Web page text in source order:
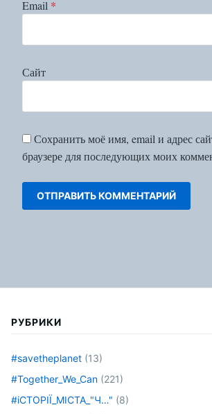
Email *
Сайт
Сохранить моё имя, email и адрес
браузере для последующих моих
РУБРИКИ
#savetheplanet (13)
#Together_We_Can (221)
#іСТОРІЇ_МІСТА_"Ч…" (8)